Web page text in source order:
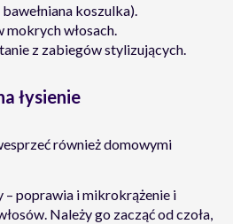
koszulka).
mokrych włosach.
z zabiegów stylizujących.
łysienie
również domowymi
– poprawia i mikrokrążenie i
Należy go zacząć od czoła,